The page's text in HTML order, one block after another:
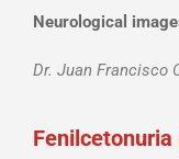
Neurological
Dr. Juan Francisco
Fenilcetonuria